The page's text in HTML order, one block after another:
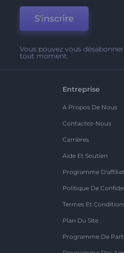
S'inscrire
Vous pouvez vous
tout moment.
Entreprise
A Propos De Nous
Contactez-Nous
Carrières
Aide Et Soutien
Programme
Politique De
Termes Et
Plan Du Site
Programme De